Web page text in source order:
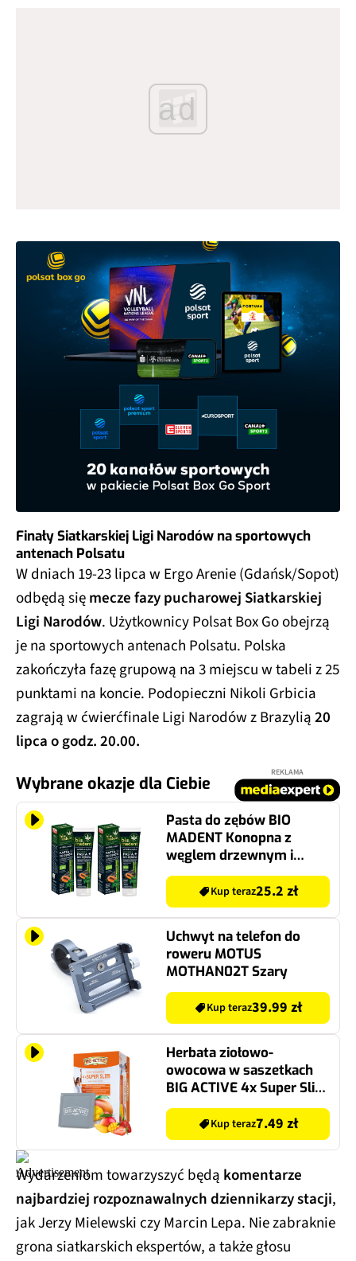
ad
Finały Siatkarskiej Ligi Narodów na sportowych
antenach Polsatu
W dniach 19-23 lipca w Ergo Arenie (Gdańsk/Sopot)
odbędą sięmecze fazy pucharowej Siatkarskiej
Ligi Narodów. Użytkownicy Polsat Box Go obejrzą
je na sportowych antenach Polsatu. Polska
zakończyła fazę grupową na 3 miejscu w tabeli z 25
punktami na koncie. Podopieczni Nikoli Grbicia
zagrają w ćwierćfinale Ligi Narodów z Brazylią20
lipca o godz. 20.00.
Wybrane okazje dla Ciebie
REKLAMA
Pasta do zębów BIO
MADENT Konopna z
węglem drzewnym i
papają 100 ml 2 szt.
Kup teraz25.2 zł
Uchwyt na telefon do
roweru MOTUS
MOTHAN02T Szary
Kup teraz39.99 zł
Herbata ziołowo-
owocowa w saszetkach
BIG ACTIVE 4x Super Slim
Odchudzanie Truskawka i
mango (20 sztuk)
Kup teraz7.49 zł
Wydarzeniom towarzyszyć będą komentarze
najbardziej rozpoznawalnych dziennikarzy stacji,
jak Jerzy Mielewski czy Marcin Lepa. Nie zabraknie
grona siatkarskich ekspertów, a także głosu